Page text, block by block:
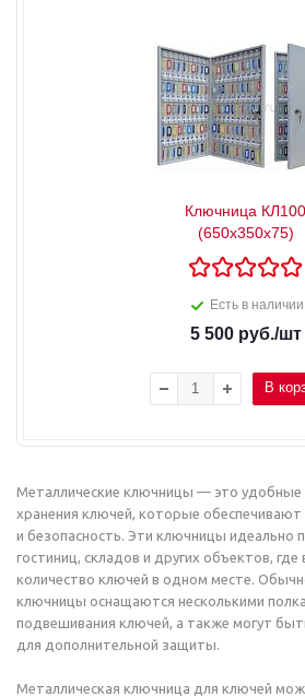
Ключница КЛ100
(650x350x75)
Есть в наличии
5 500руб./шт
В
Металлические ключницы — это удобные
хранения ключей, которые
и безопасность. Эти ключницы идеально
гостиниц, складов и других объектов,
количество ключей в одном месте.
ключницы оснащаются несколькими
подвешивания ключей, а также могут
для дополнительной защиты.
Металлическая ключница для ключей